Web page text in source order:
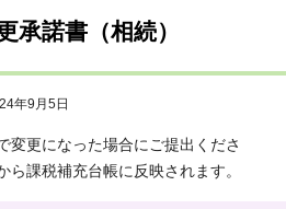
承諾書（相続）
年9月5日
変更になった場合にご提出くださ
ら課税補充台帳に反映されます。